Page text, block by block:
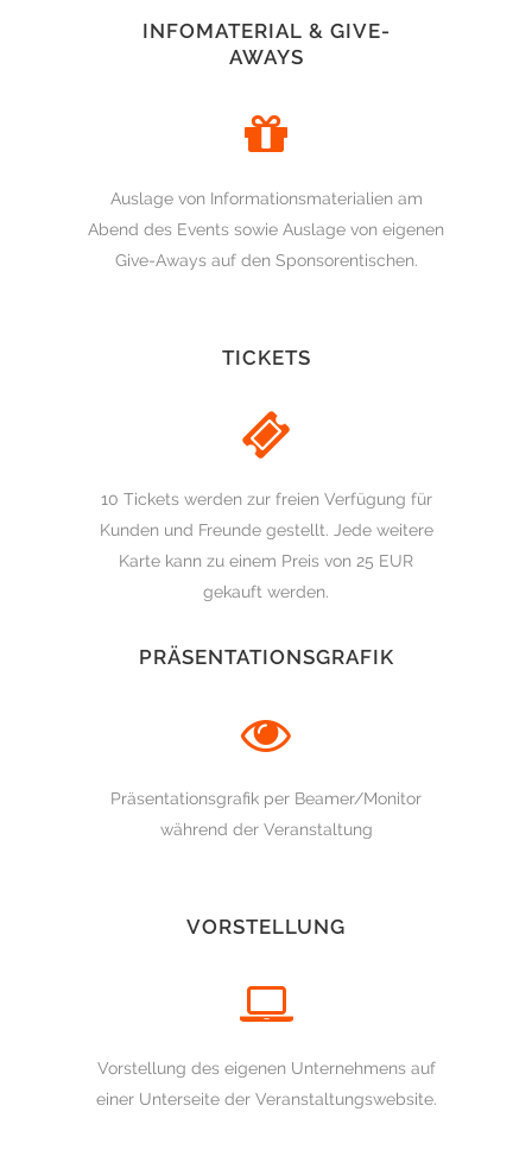
INFOMATERIAL & GIVE-
AWAYS
Auslage von Informationsmaterialien am
Abend des Events sowie Auslage von eigenen
Give-Aways auf den Sponsorentischen.
TICKETS
10 Tickets werden zur freien Verfügung für
Kunden und Freunde gestellt. Jede weitere
Karte kann zu einem Preis von 25 EUR
gekauft werden.
PRÄSENTATIONSGRAFIK
Präsentationsgrafik per Beamer/Monitor
während der Veranstaltung
VORSTELLUNG
Vorstellung des eigenen Unternehmens auf
einer Unterseite der Veranstaltungswebsite.